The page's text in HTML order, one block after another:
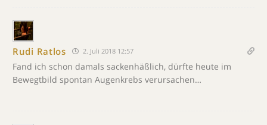
Rudi Ratlos 2. Juli 2018 12:57
Fand ich schon damals sackenhäßlich, dürfte heute im
Bewegtbild spontan Augenkrebs verursachen…